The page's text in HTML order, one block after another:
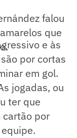
falou
que
e às
por cortas
em gol.
jogadas, ou
ter que
cartão por